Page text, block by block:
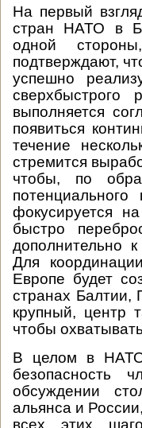
На первый
стран НАТО в
одной
подтверждают,
успешно
выполняется
появиться
течение
стремится
чтобы, по
фокусируется
быстро
дополнительно
Для
Европе будет
странах
крупный, центр
чтобы
В целом в НАТО
безопасность
обсуждении
альянса и
всех этих